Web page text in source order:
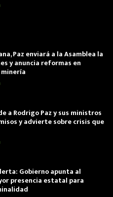
Paz enviará a la Asamblea la
y anuncia reformas en
a Rodrigo Paz y sus ministros
y advierte sobre crisis que
Gobierno apunta al
presencia estatal para